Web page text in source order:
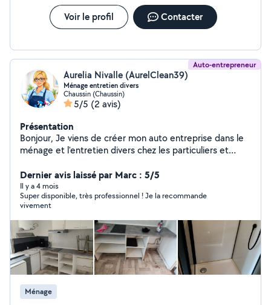
Voir le profil Contacter
Auto-entrepreneur
Aurelia Nivalle (AurelClean39)
Ménage entretien divers
Chaussin (Chaussin)
5/5 (2 avis)
Présentation
Bonjour, Je viens de créer mon auto entreprise dans le
ménage et l'entretien divers chez les particuliers et
je me ferais un plaisir de vous répondre ! Merci à vous
Dernier avis laissé par Marc : 5/5
Il y a 4 mois
Super disponible, très professionnel ! Je la recommande
vivement
Ménage